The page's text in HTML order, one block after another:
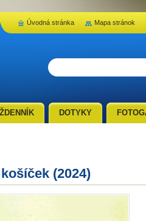
(2024)
DOTYKY
Úvodná stránka Mapa stránok